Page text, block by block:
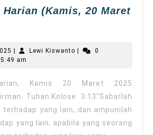
Harian (Kamis, 20 Maret
March
20,
| Lewi Kiswanto Lewi
|
0
5:49 am
Kamis 20 Maret 2025
Tuhan:Kolose 3:13“Sabarlah
terhadap yang lain, dan ampunilah
yang lain, apabila yang seorang